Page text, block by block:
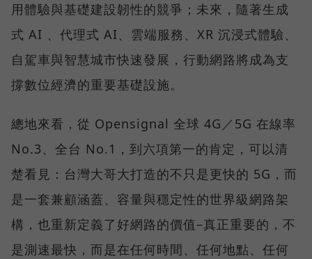
用體驗與基礎建設韌性的競爭；未來，隨著生成
式 AI 、代理式 AI、雲端服務、XR 沉浸式體驗、
自駕車與智慧城市快速發展，行動網路將成為支
撐數位經濟的重要基礎設施。
總地來看，從 Opensignal 全球 4G／5G 在線率
No.3、全台 No.1，到六項第一的肯定，可以清
楚看見：台灣大哥大打造的不只是更快的 5G，而
是一套兼顧涵蓋、容量與穩定性的世界級網路架
構，也重新定義了好網路的價值–真正重要的，不
是測速最快，而是在任何時間、任何地點、任何